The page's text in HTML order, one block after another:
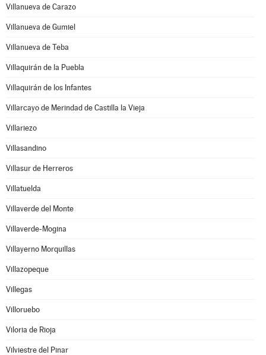
Villanueva de Carazo
Villanueva de Gumiel
Villanueva de Teba
Villaquirán de la Puebla
Villaquirán de los Infantes
Villarcayo de Merindad de Castilla la Vieja
Villariezo
Villasandino
Villasur de Herreros
Villatuelda
Villaverde del Monte
Villaverde-Mogina
Villayerno Morquillas
Villazopeque
Villegas
Villoruebo
Viloria de Rioja
Vilviestre del Pinar